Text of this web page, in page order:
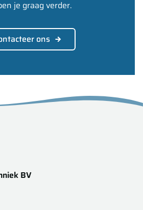
je graag verder.
ons
BV